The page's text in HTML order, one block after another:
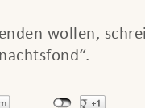
wollen,